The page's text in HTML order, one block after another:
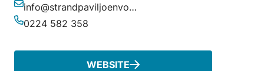
E-mailadres
info@strandpaviljoenvos.nl
0224 582 358
WEBSITE